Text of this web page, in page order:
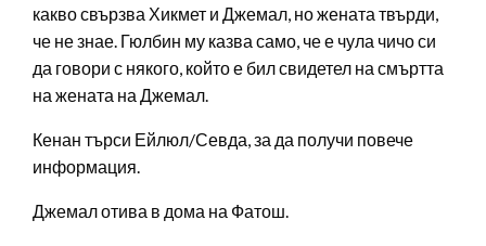
какво свързва Хикмет и Джемал, но жената твърди,
че не знае. Гюлбин му казва само, че е чула чичо си
да говори с някого, който е бил свидетел на смъртта
на жената на Джемал.
Кенан търси Ейлюл/Севда, за да получи повече
информация.
Джемал отива в дома на Фатош.